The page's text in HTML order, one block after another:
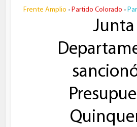
Frente Amplio • Partido Colorado •
Junta